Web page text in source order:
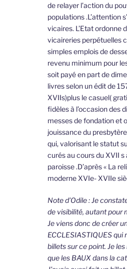
de relayer l’action du
populations .L’attention
vicaires. L’Etat ordonne
vicaireries perpétuelles
simples emplois de
revenu minimum pour
soit payé en part de
livres selon un édit de
XVIIs)plus le casuel(
fidèles à l’occasion des
messes de fondation et
jouissance du
qui, valorisant le statut
curés au cours du XVII s
paroisse .D’après « La
moderne XVIe- XVIIe
Note d’Odile : Je
de visibilité, autant pour
Je viens donc de créer
ECCLESIASTIQUES
billets sur ce point. Je
que les BAUX dans la